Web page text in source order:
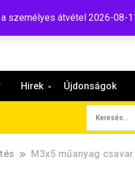
a személyes átvétel 2026-
Hirek Újdonságok
M3x5 műanyag